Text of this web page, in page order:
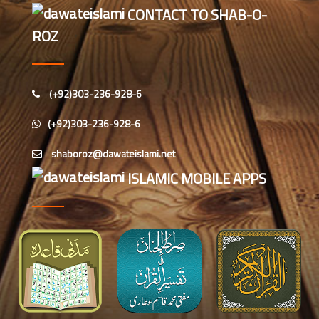
اس ہفتے کا رسالہ ”اللہ کا خوف“
اس دور میں صالحین کی پہچان کا معیار
اعلیٰ حضر ت امام احمد رضا ہیں، مولانا
الیاس عطار قادری
اس ہفتے کا رسالہ ” زبان کی حفاظت کی
اہمیت“
امیر اہلسنت کی رہائش گاہ پر بچوں کے
درمیان” محفل علی اصغر “کا انعقاد
CONTACT TO SHAB-O-
ROZ
(+92)303-236-928-6
(+92)303-236-928-6
ISLAMIC MOBILE APPS